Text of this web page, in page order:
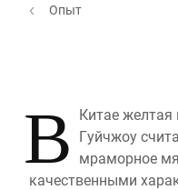
Опыт
В Китае желтая
Гуйчжоу
мраморное
качественными